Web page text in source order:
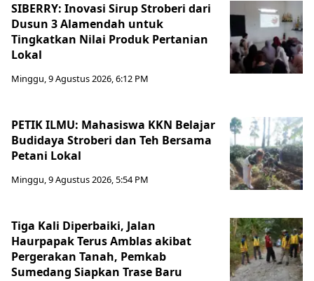
SIBERRY: Inovasi Sirup Stroberi dari
Dusun 3 Alamendah untuk
Tingkatkan Nilai Produk Pertanian
Lokal
Minggu, 9 Agustus 2026, 6:12 PM
PETIK ILMU: Mahasiswa KKN Belajar
Budidaya Stroberi dan Teh Bersama
Petani Lokal
Minggu, 9 Agustus 2026, 5:54 PM
Tiga Kali Diperbaiki, Jalan
Haurpapak Terus Amblas akibat
Pergerakan Tanah, Pemkab
Sumedang Siapkan Trase Baru